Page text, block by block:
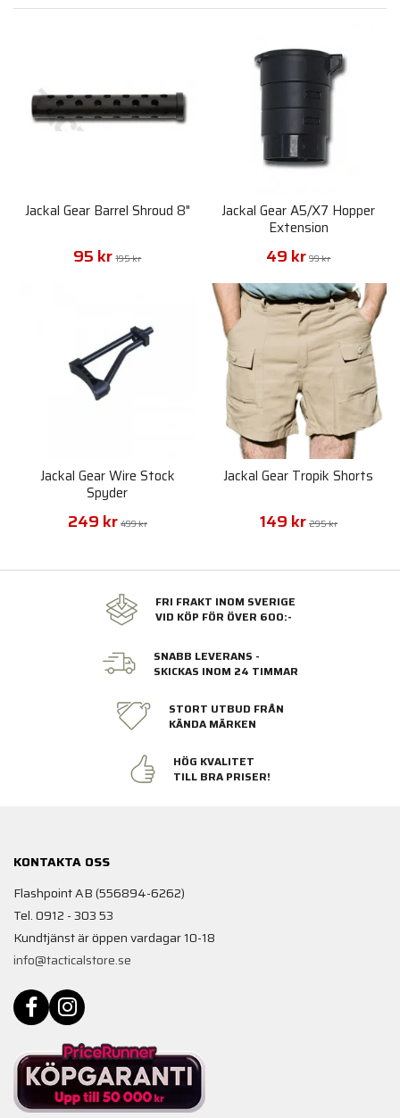
Jackal Gear Barrel Shroud 8"
95 kr 195 kr
Jackal Gear A5/X7 Hopper
Extension
49 kr 99 kr
Jackal Gear Wire Stock
Spyder
249 kr 499 kr
Jackal Gear Tropik Shorts
149 kr 295 kr
FRI FRAKT INOM SVERIGE
VID KÖP FÖR ÖVER 600:-
SNABB LEVERANS -
SKICKAS INOM 24 TIMMAR
STORT UTBUD FRÅN
KÄNDA MÄRKEN
HÖG KVALITET
TILL BRA PRISER!
KONTAKTA OSS
Flashpoint AB (556894-6262)
Tel. 0912 - 303 53
Kundtjänst är öppen vardagar 10-18
info@tacticalstore.se